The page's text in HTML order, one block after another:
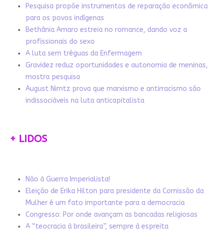
Pesquisa propõe instrumentos de reparação econômica
para os povos indígenas
Bethânia Amaro estreia no romance, dando voz a
profissionais do sexo
A luta sem tréguas da Enfermagem
Gravidez reduz oportunidades e autonomia de meninas,
mostra pesquisa
August Nimtz prova que marxismo e antirracismo são
indissociáveis na luta anticapitalista
+ LIDOS
Não à Guerra Imperialista!
Eleição de Erika Hilton para presidente da Comissão da
Mulher é um fato importante para a democracia
Congresso: Por onde avançam as bancadas religiosas
A “teocracia à brasileira”, sempre à espreita